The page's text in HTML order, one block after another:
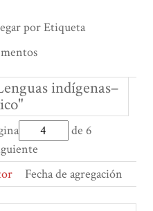
por Etiqueta
indígenas–
de 6
Fecha de agregación